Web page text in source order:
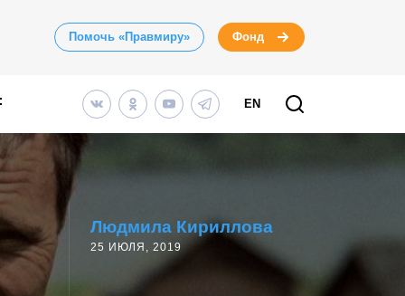
Помочь «Правмиру» Фонд
EN
Людмила Кириллова
25 ИЮЛЯ, 2019